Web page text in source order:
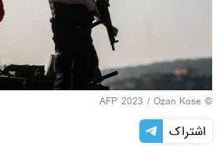
© AFP 2023 / Ozan Kose
اشتراک